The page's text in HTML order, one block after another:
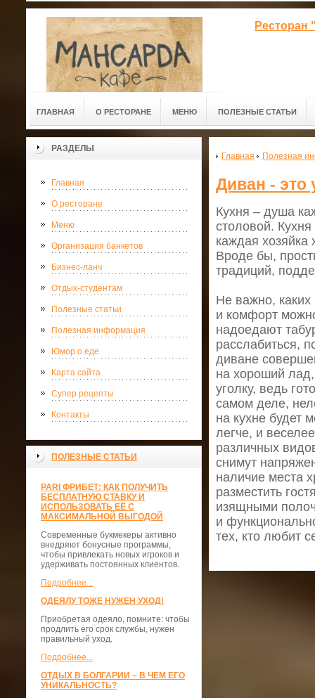
Ресторан
ГЛАВНАЯ О РЕСТОРАНЕ МЕНЮ ПОЛЕЗНЫЕ СТАТЬИ
РАЗДЕЛЫ
Главная
О ресторане
Меню
Организация банкетов
Бизнес-ланч
Отдых-студентам
Полезные статьи
Полезная информация
Юмор о еде
Карта сайта
Супер рецепты
Контакты
ПОЛЕЗНЫЕ СТАТЬИ
PARI ФРИБЕТ: КАК ПОЛУЧИТЬ
БЕСПЛАТНУЮ СТАВКУ И
ИСПОЛЬЗОВАТЬ ЕЁ С
МАКСИМАЛЬНОЙ ВЫГОДОЙ
Современные букмекеры активно
внедряют бонусные программы,
чтобы привлекать новых игроков и
удерживать постоянных клиентов.
Подробнее...
ОДЕЯЛУ ТОЖЕ НУЖЕН УХОД!
Приобретая одеяло, помните: чтобы
продлить его срок службы, нужен
правильный уход.
Подробнее...
ОТДЫХ В БОЛГАРИИ – В ЧЕМ ЕГО
УНИКАЛЬНОСТЬ?
Главная Полезная
Диван - это
Кухня – душа
столовой.
каждая
Вроде бы,
традиций,
Не важно, каких
и комфорт
надоедают
расслабиться,
диване
на хороший
уголку, ведь
самом деле,
на кухне будет
легче, и
различных
снимут
наличие места
разместить
изящными
и
тех, кто любит